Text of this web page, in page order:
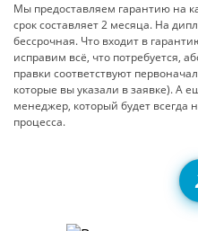
Мы предоставляем гарантию на
срок составляет 2 месяца. На
бессрочная. Что входит в
исправим всё, что потребуется,
правки соответствуют
которые вы указали в заявке). А
менеджер, который будет всегда
процесса.